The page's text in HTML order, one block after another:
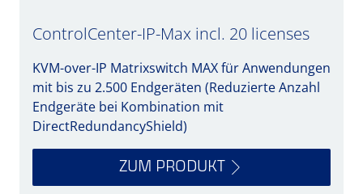
ControlCenter-IP-Max incl. 20 licenses
KVM-over-IP Matrixswitch MAX für Anwendungen
mit bis zu 2.500 Endgeräten (Reduzierte Anzahl
Endgeräte bei Kombination mit
DirectRedundancyShield)
ZUM PRODUKT